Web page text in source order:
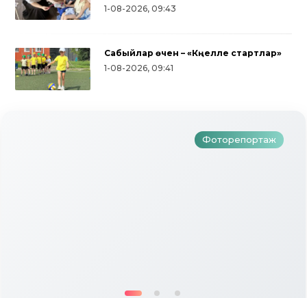
1-08-2026, 09:43
Сабыйлар өчен – «Күңелле стартлар»
1-08-2026, 09:41
Фоторепортаж
Түбән Кама районында тугызынчы
тапкыр «Авылым хуҗабикәсе»
бәйгесе узды